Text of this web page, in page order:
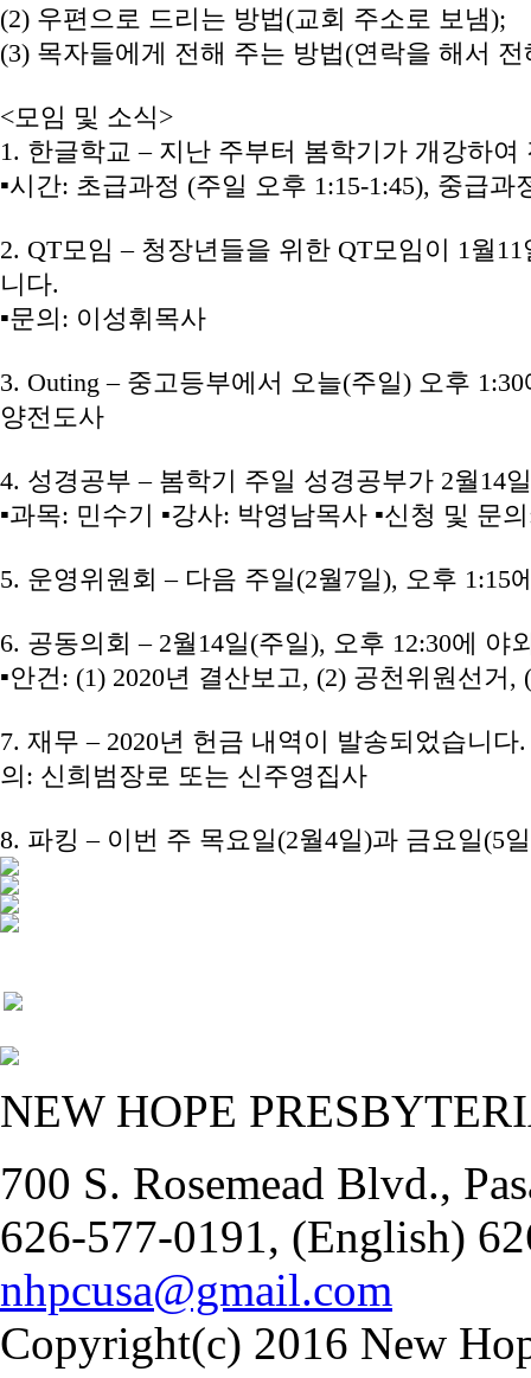
(2) 우편으로 드리는 방법(교회 주소로 보냄);
(3) 목자들에게 전해 주는 방법(연락을 해서 전
<모임 및 소식>
1. 한글학교 – 지난 주부터 봄학기가 개강하
▪시간: 초급과정 (주일 오후 1:15-1:45), 중급
2. QT모임 – 청장년들을 위한 QT모임이 1월
니다.
▪문의: 이성휘목사
3. Outing – 중고등부에서 오늘(주일) 오후
양전도사
4. 성경공부 – 봄학기 주일 성경공부가 2월14
▪과목: 민수기 ▪강사: 박영남목사 ▪신청 및 문
5. 운영위원회 – 다음 주일(2월7일), 오후 1:15
6. 공동의회 – 2월14일(주일), 오후 12:30에
▪안건: (1) 2020년 결산보고, (2) 공천위원선거
7. 재무 – 2020년 헌금 내역이 발송되었습니
의: 신희범장로 또는 신주영집사
8. 파킹 – 이번 주 목요일(2월4일)과 금요일(5
NEW HOPE
700 S. Rosemead Blvd.,
626-577-0191, (English)
nhpcusa@gmail.com
Copyright(c) 2016 New